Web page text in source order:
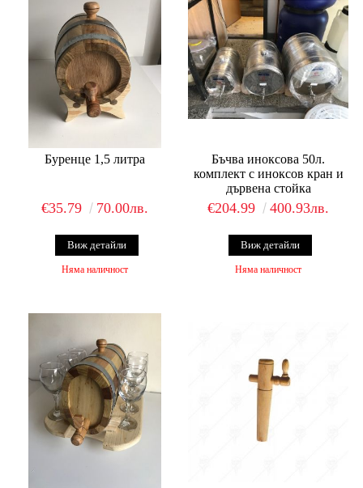
Буренце 1,5 литра
€35.79 70.00лв.
Виж детайли
Няма наличност
Бъчва иноксова 50л.
комплект с иноксов кран и
дървена стойка
€204.99 400.93лв.
Виж детайли
Няма наличност